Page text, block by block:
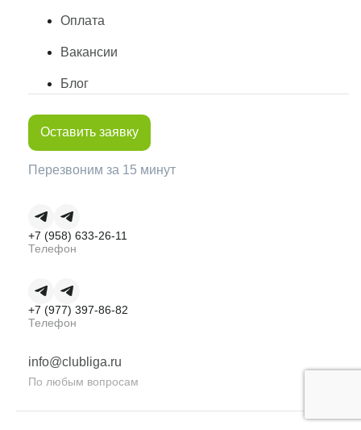
Оплата
Вакансии
Блог
Оставить заявку
Перезвоним за 15 минут
+7 (958) 633-26-11
Телефон
+7 (977) 397-86-82
Телефон
info@clubliga.ru
По любым вопросам